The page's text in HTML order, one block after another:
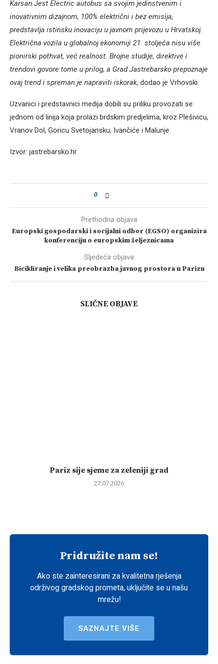
Karsan Jest Electric autobus sa svojim jedinstvenim i
inovativnim dizajnom, 100% električni i bez emisija,
predstavlja istinsku inovaciju u javnom prijevozu u Hrvatskoj.
Električna vozila u globalnoj ekonomiji 21. stoljeća nisu više
pionirski pothvat, već realnost. Brojne studije, direktive i
trendovi govore tome u prilog, a Grad Jastrebarsko prepoznaje
ovaj trend i spreman je napraviti iskorak, dodao je Vrhovski.
Uzvanici i predstavnici medija dobili su priliku provozati se
jednom od linija koja prolazi brdskim predjelima, kroz Plešivicu,
Vranov Dol, Goricu Svetojansku, Ivančiće i Malunje.
Izvor: jastrebarsko.hr
0
Prethodna objava
Europski gospodarski i socijalni odbor (EGSO) organizira
konferenciju o europskim željeznicama
Sljedeća objava
Bicikliranje i velika preobrazba javnog prostora u Parizu
SLIČNE OBJAVE
Pariz sije sjeme za zeleniji grad
27.07.2026
Pridružite nam se!
Ako ste zainteresirani za kvalitetna rješenja
održivog gradskog prometa, uključite se u našu
mrežu!
SAZNAJTE VIŠE